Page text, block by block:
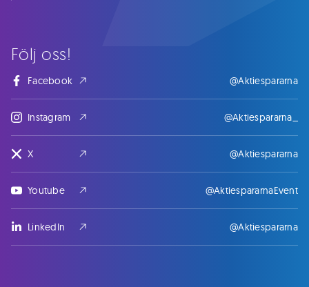
Följ oss!
Facebook @Aktiespararna
Instagram @Aktiespararna_
X @Aktiespararna
Youtube @AktiespararnaEvent
LinkedIn @Aktiespararna